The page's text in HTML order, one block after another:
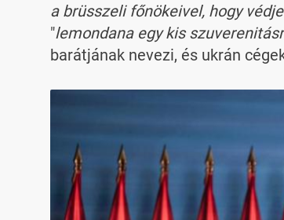
a brüsszeli főnökeivel, hogy
"lemondana egy kis
barátjának nevezi, és ukrán